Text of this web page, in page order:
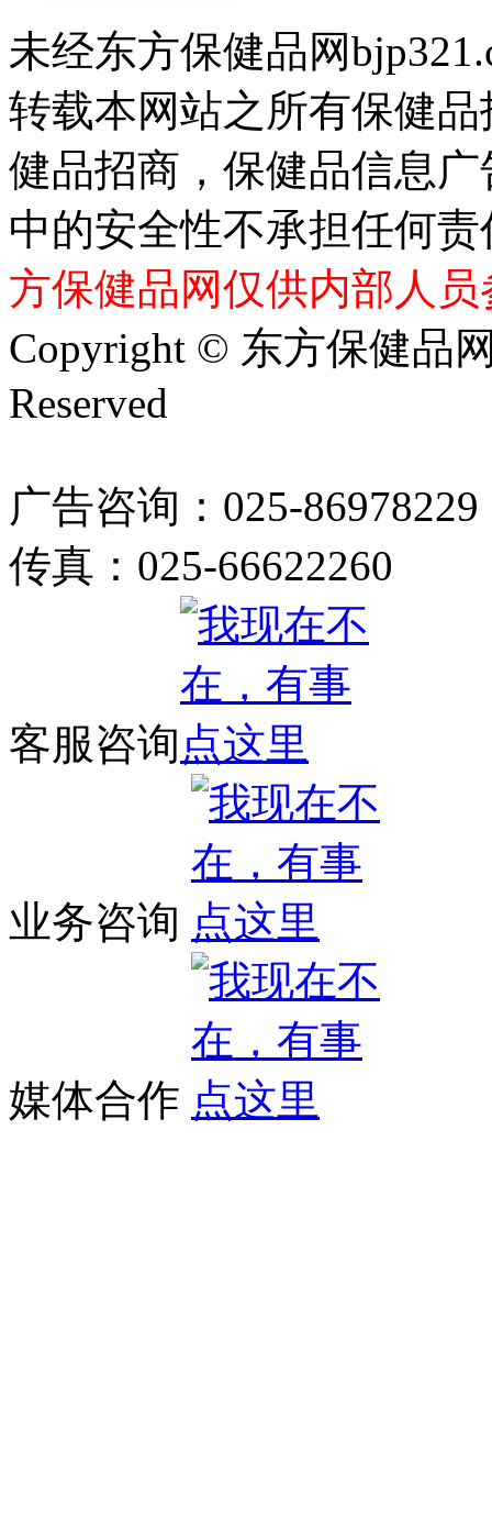
未经东方保健品网
转载本网站之所有保健
健品招商，保健品信息
中的安全性不承担任何
方保健品网仅供内部人
Copyright © 东方保健品
Reserved
广告咨询：025-86978229
传真：025-66622260
客服咨询
业务咨询
媒体合作